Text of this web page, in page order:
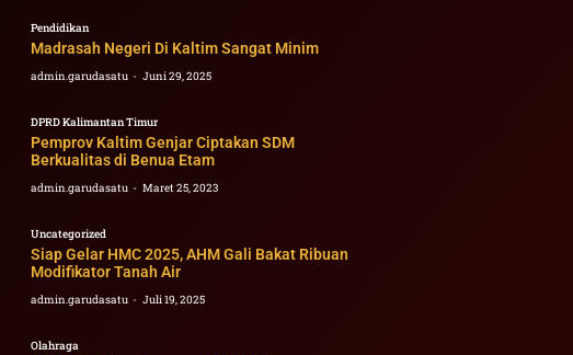
Pendidikan
Madrasah Negeri Di Kaltim Sangat Minim
admin.garudasatu Juni 29, 2025
DPRD Kalimantan Timur
Pemprov Kaltim Genjar Ciptakan SDM
Berkualitas di Benua Etam
admin.garudasatu Maret 25, 2023
Uncategorized
Siap Gelar HMC 2025, AHM Gali Bakat Ribuan
Modifikator Tanah Air
admin.garudasatu Juli 19, 2025
Olahraga